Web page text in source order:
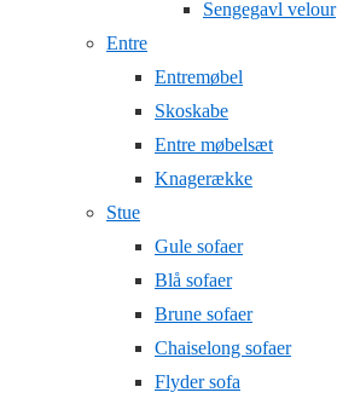
Sengegavl velour
Entre
Entremøbel
Skoskabe
Entre møbelsæt
Knagerække
Stue
Gule sofaer
Blå sofaer
Brune sofaer
Chaiselong sofaer
Flyder sofa